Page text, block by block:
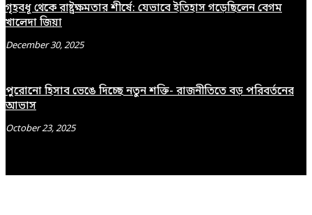
গৃহবধূ থেকে রাষ্ট্রক্ষমতার শীর্ষে: যেভাবে ইতিহাস গড়েছিলেন বেগম
খালেদা জিয়া
December 30, 2025
পুরোনো হিসাব ভেঙে দিচ্ছে নতুন শক্তি- রাজনীতিতে বড় পরিবর্তনের
আভাস
October 23, 2025